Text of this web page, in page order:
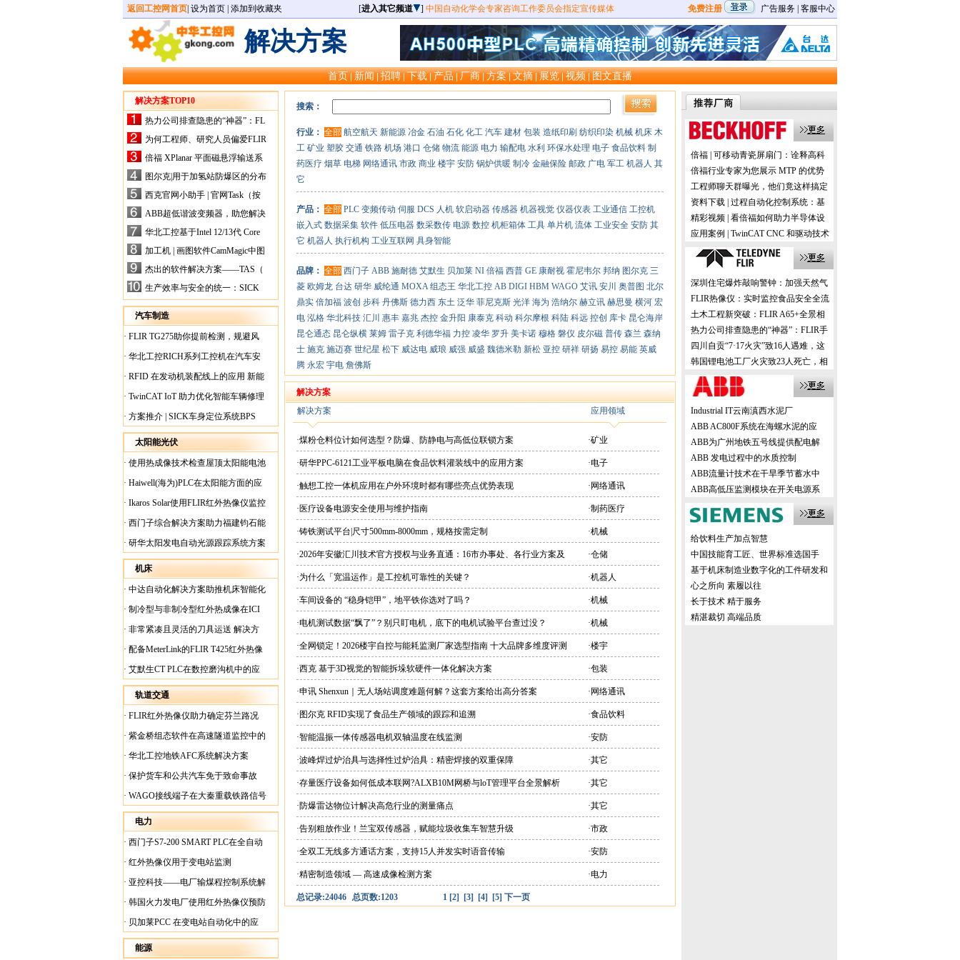
返回工控网首页 设为首页 添加到收藏夹 [进入其它频道 ] 中国自动化学会专家咨询工作委员会指定宣传媒体 免费注册 广告服务 客服中心
解决方案
首页|新闻|招聘|下载|产品|厂商|方案|文摘|展览|视频|图文直播
解决方案TOP10
热力公司排查隐患的“神器”：FL
IR手持式热像仪，高效精准！
为何工程师、研究人员偏爱FLIR
X-HS系列热像仪？精准高效是
关键
倍福 XPlanar 平面磁悬浮输送系
统的创新应用
图尔克|用于加氢站防爆区的分布
式I/O解决方案
西克官网小助手 | 官网Task（按
任务选型）更新预告
ABB超低谐波变频器，助您解决
电气设备运行难题！
华北工控基于Intel 12/13代 Core
的ATX-6159嵌入式主板，推进
机器人市场
加工机 | 画图软件CamMagic中图
层整合的问题
杰出的软件解决方案——TAS（
Turck Automation Suite）
生产效率与安全的统一：SICK
关于机器人技术传感器解决方案
的采访
汽车制造
· FLIR TG275助你提前检测，规避风
险！
· 华北工控RICH系列工控机在汽车安
全检测行业中的应用
· RFID 在发动机装配线上的应用 新能
源汽车爆炸频发？
· TwinCAT IoT 助力优化智能车辆修理
· 方案推介 | SICK车身定位系统BPS
太阳能光伏
· 使用热成像技术检查屋顶太阳能电池
板
· Haiwell(海为)PLC在太阳能方面的应
用
· Ikaros Solar使用FLIR红外热像仪监控
已装太阳能电池板
· 西门子综合解决方案助力福建钧石能
源飞速发展
· 研华太阳发电自动光源跟踪系统方案
机床
· 中达自动化解决方案助推机床智能化
升级
· 制冷型与非制冷型红外热成像在ICI
工厂内完美配合
· 非常紧凑且灵活的刀具运送 解决方
案
· 配备MeterLink的FLIR T425红外热像
仪帮助Medite Europe Ltd加快红外检测
工作速度
· 艾默生CT PLC在数控磨沟机中的应
用
轨道交通
· FLIR红外热像仪助力确定芬兰路况
· 紫金桥组态软件在高速隧道监控中的
应用
· 华北工控地铁AFC系统解决方案
· 保护货车和公共汽车免于致命事故
· WAGO接线端子在大秦重载铁路信号
楼设备中的应用
电力
· 西门子S7-200 SMART PLC在全自动
蓄电池短路内阻检测机上的应用
· 红外热像仪用于变电站监测
· 亚控科技——电厂输煤程控制系统解
决方案
· 韩国火力发电厂使用红外热像仪预防
火灾
· 贝加莱PCC 在变电站自动化中的应
用
能源
搜索：
行业： 全部 航空航天 新能源 冶金 石油 石化 化工 汽车 建材 包装 造纸印刷 纺织印染 机械 机床 木
工 矿业 塑胶 交通 铁路 机场 港口 仓储 物流 能源 电力 输配电 水利 环保水处理 电子 食品饮料 制
药医疗 烟草 电梯 网络通讯 市政 商业 楼宇 安防 锅炉供暖 制冷 金融保险 邮政 广电 军工 机器人 其
它
产品： 全部 PLC 变频传动 伺服 DCS 人机 软启动器 传感器 机器视觉 仪器仪表 工业通信 工控机
嵌入式 数据采集 软件 低压电器 数采数传 电源 数控 机柜箱体 工具 单片机 流体 工业安全 安防 其
它 机器人 执行机构 工业互联网 具身智能
品牌： 全部 西门子 ABB 施耐德 艾默生 贝加莱 NI 倍福 西普 GE 康耐视 霍尼韦尔 邦纳 图尔克 三
菱 欧姆龙 台达 研华 威纶通 MOXA 组态王 华北工控 AB DIGI HBM WAGO 艾讯 安川 奥普图 北尔
鼎实 倍加福 波创 步科 丹佛斯 德力西 东土 泛华 菲尼克斯 光洋 海为 浩纳尔 赫立讯 赫思曼 横河 宏
电 泓格 华北科技 汇川 惠丰 嘉兆 杰控 金升阳 康泰克 科动 科尔摩根 科陆 科远 控创 库卡 昆仑海岸
昆仑通态 昆仑纵横 莱姆 雷子克 利德华福 力控 凌华 罗升 美卡诺 穆格 磐仪 皮尔磁 普传 森兰 森纳
士 施克 施迈赛 世纪星 松下 威达电 威琅 威强 威盛 魏德米勒 新松 亚控 研祥 研扬 易控 易能 英威
腾 永宏 宇电 詹佛斯
解决方案
解决方案
应用领域
·煤粉仓料位计如何选型？防爆、防静电与高低位联锁方案 ·矿业
·研华PPC-6121工业平板电脑在食品饮料灌装线中的应用方案 ·电子
·触想工控一体机应用在户外环境时都有哪些亮点优势表现 ·网络通讯
·医疗设备电源安全使用与维护指南 ·制药医疗
·铸铁测试平台|尺寸500mm-8000mm，规格按需定制 ·机械
·2026年安徽汇川技术官方授权与业务直通：16市办事处、各行业方案及
现货直供平台
·仓储
·为什么「宽温运作」是工控机可靠性的关键？ ·机器人
·车间设备的 “稳身铠甲”，地平铁你选对了吗？ ·机械
·电机测试数据“飘了”？别只盯电机，底下的电机试验平台查过没？ ·机械
·全网锁定！2026楼宇自控与能耗监测厂家选型指南 十大品牌多维度评测 ·楼宇
·西克 基于3D视觉的智能拆垛软硬件一体化解决方案 ·包装
·申讯 Shenxun｜无人场站调度难题何解？这套方案给出高分答案 ·网络通讯
·图尔克 RFID实现了食品生产领域的跟踪和追溯 ·食品饮料
·智能温振一体传感器电机双轴温度在线监测 ·安防
·波峰焊过炉治具与选择性过炉治具：精密焊接的双重保障 ·其它
·存量医疗设备如何低成本联网?ALXB10M网桥与loT管理平台全景解析 ·其它
·防爆雷达物位计解决高危行业的测量痛点 ·其它
·告别粗放作业！兰宝双传感器，赋能垃圾收集车智慧升级 ·市政
·全双工无线多方通话方案，支持15人并发实时语音传输 ·安防
·精密制造领域 — 高速成像检测方案 ·电力
总记录:24046 总页数:1203 1 [2] [3] [4] [5] 下一页
倍福 | 可移动青瓷屏扇门：诠释高科
技与历史的交融
倍福行业专家为您展示 MTP 的优势
及应用
工程师聊天群曝光，他们竟这样搞定
机器视觉！
资料下载 | 过程自动化控制系统：基
于 PC 的控制技术
精彩视频 | 看倍福如何助力半导体设
备的国产化
应用案例 | TwinCAT CNC 和驱动技术
在数控机床加工中的应用
深圳住宅爆炸敲响警钟：加强天然气
预防性检测更安全！
FLIR热像仪：实时监控食品安全全流
程，助力提升消费者信任！
土木工程新突破：FLIR A65+全景相
机，创新方案震撼业界！
热力公司排查隐患的“神器”：FLIR手
持式热像仪，高效精准！
四川自贡“7·17火灾”致16人遇难，这
样的事故该如何有效避免？
韩国锂电池工厂火灾致23人死亡，相
关企业该如何有效避免？
Industrial IT云南滇西水泥厂
ABB AC800F系统在海螺水泥的应
ABB为广州地铁五号线提供配电解
ABB 发电过程中的水质控制
ABB流量计技术在干旱季节蓄水中
ABB高低压监测模块在开关电源系
给饮料生产加点智慧
中国技能育工匠、世界标准选国手
基于机床制造业数字化的工件研发和
生产
心之所向 素履以往
长于技术 精于服务
精湛裁切 高端品质